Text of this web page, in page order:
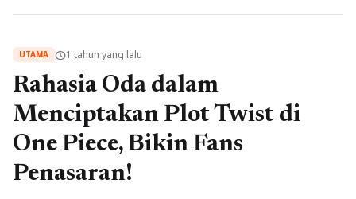
UTAMA schedule1 tahun yang lalu
Rahasia Oda dalam
Menciptakan Plot Twist di
One Piece, Bikin Fans
Penasaran!